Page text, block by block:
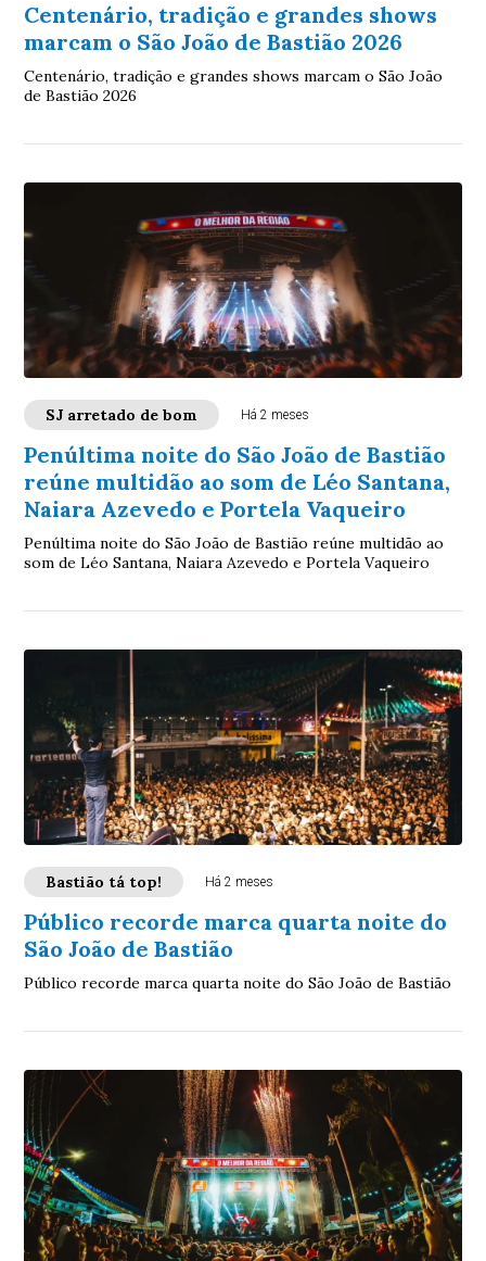
Centenário, tradição e grandes shows
marcam o São João de Bastião 2026
Centenário, tradição e grandes shows marcam o São João
de Bastião 2026
SJ arretado de bom Há 2 meses
Penúltima noite do São João de Bastião
reúne multidão ao som de Léo Santana,
Naiara Azevedo e Portela Vaqueiro
Penúltima noite do São João de Bastião reúne multidão ao
som de Léo Santana, Naiara Azevedo e Portela Vaqueiro
Bastião tá top! Há 2 meses
Público recorde marca quarta noite do
São João de Bastião
Público recorde marca quarta noite do São João de Bastião